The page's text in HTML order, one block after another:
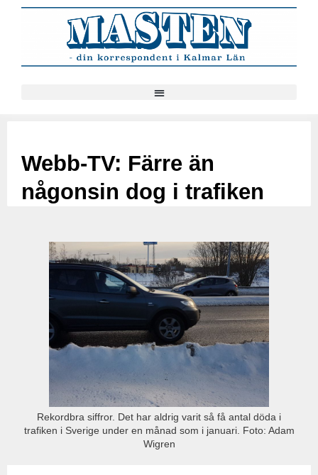
Webb-TV: Färre än
någonsin dog i trafiken
Rekordbra siffror. Det har aldrig varit så få antal döda i
trafiken i Sverige under en månad som i januari. Foto: Adam
Wigren